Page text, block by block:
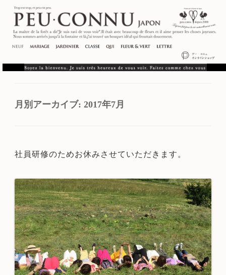
月別アーカイブ: 2017年7月
社員研修のためお休みさせていただきます。